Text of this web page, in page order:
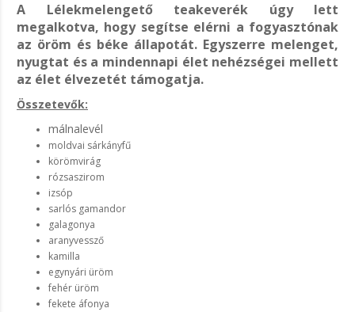
A Lélekmelengető teakeverék úgy lett
megalkotva, hogy segítse elérni a fogyasztónak
az öröm és béke állapotát. Egyszerre melenget,
nyugtat és a mindennapi élet nehézségei mellett
az élet élvezetét támogatja.
Összetevők:
málnalevél
moldvai sárkányfű
körömvirág
rózsaszirom
izsóp
sarlós gamandor
galagonya
aranyvessző
kamilla
egynyári üröm
fehér üröm
fekete áfonya